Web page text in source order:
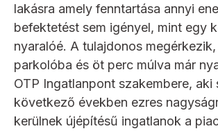
lakásra amely fenntartása annyi
befektetést sem igényel, mint egy
nyaralóé. A tulajdonos megérkezik,
parkolóba és öt perc múlva már
OTP Ingatlanpont szakembere, aki
következő években ezres
kerülnek újépítésű ingatlanok a